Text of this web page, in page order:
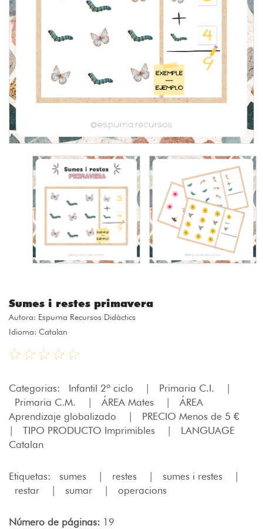
Sumes i restes primavera
Autora: Espurna Recursos Didàctics
Idioma: Catalan
Categorias: Infantil 2º ciclo | Primaria C.I.
|
Primaria C.M.
| ÁREA Mates |
ÁREA
Aprendizaje globalizado
|
PRECIO Menos de 5 €
|
TIPO PRODUCTO Imprimibles |
LANGUAGE
Catalan
Etiquetas: sumes | restes | sumes i restes
|
restar
| sumar | operacions
Número de páginas: 19